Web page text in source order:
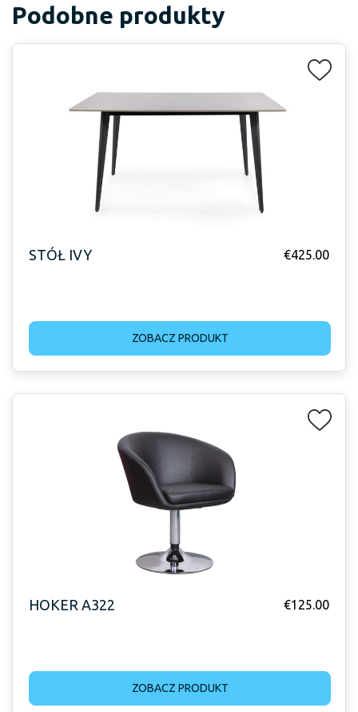
Podobne produkty
STÓŁ IVY €425.00
ZOBACZ PRODUKT
HOKER A322 €125.00
ZOBACZ PRODUKT